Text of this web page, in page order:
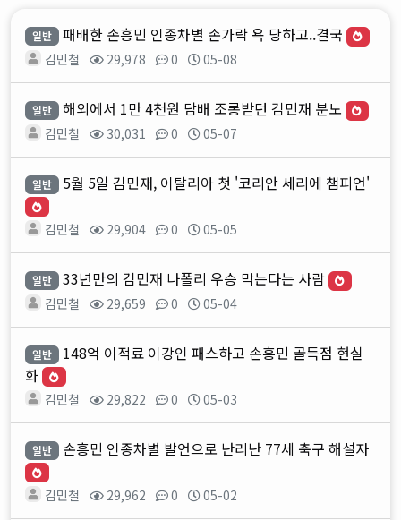
일반 패배한 손흥민 인종차별 손가락 욕 당하고..결국
김민철 29,978 0 05-08
일반 해외에서 1만 4천원 담배 조롱받던 김민재 분노
김민철 30,031 0 05-07
일반 5월 5일 김민재, 이탈리아 첫 '코리안 세리에 챔피언'
김민철 29,904 0 05-05
일반 33년만의 김민재 나폴리 우승 막는다는 사람
김민철 29,659 0 05-04
일반
148억 이적료 이강인 패스하고 손흥민 골득점 현실
화
김민철 29,822 0 05-03
일반 손흥민 인종차별 발언으로 난리난 77세 축구 해설자
김민철 29,962 0 05-02